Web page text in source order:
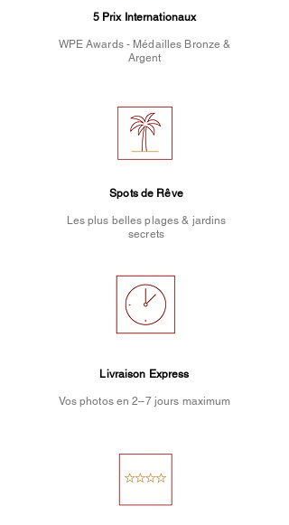
5 Prix Internationaux
WPE Awards - Médailles Bronze &
Argent
Spots de Rêve
Les plus belles plages & jardins
secrets
Livraison Express
Vos photos en 2–7 jours maximum